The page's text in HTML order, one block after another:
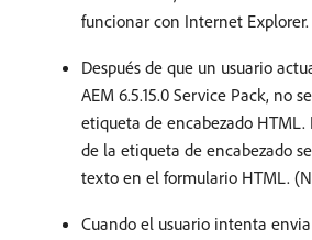
funcionar con Internet Explorer.
Después de que un usuario
AEM 6.5.15.0 Service Pack, no
etiqueta de encabezado HTML.
de la etiqueta de encabezado
texto en el formulario HTML.
Cuando el usuario intenta